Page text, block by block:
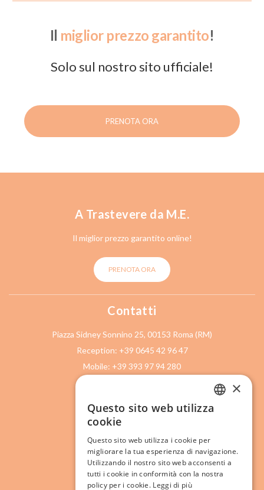
Il miglior prezzo garantito!
Solo sul nostro sito ufficiale!
PRENOTA ORA
A Trastevere da M.E.
Il miglior prezzo garantito online!
PRENOTA ORA
Contatti
Piazza Sidney Sonnino 25, 00153 Roma (RM)
Reception: +39 0645 42 96 47
Mobile: +39 393 97 94 280
P. IVA 11911481007
CIN: IT058091B4FMHRR4Z4
Link importanti
Prenotazione diretta
×
Questo sito web utilizza
cookie
Questo sito web utilizza i cookie per
migliorare la tua esperienza di navigazione.
Utilizzando il nostro sito web acconsenti a
tutti i cookie in conformità con la nostra
policy per i cookie. Leggi di più